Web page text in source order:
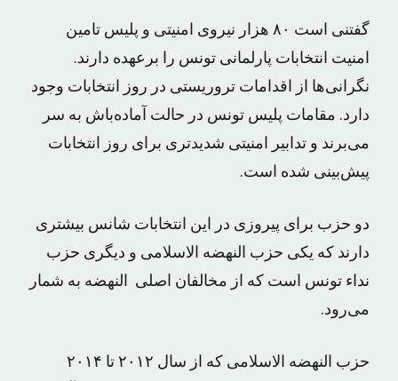
گفتنی است ۸۰ هزار نیروی امنیتی و پلیس تامین
امنیت انتخابات پارلمانی تونس را برعهده دارند.
نگرانی‌ها از اقدامات تروریستی در روز انتخابات وجود
دارد. مقامات پلیس تونس در حالت آماده‌باش به سر
می‌برند و تدابیر امنیتی شدیدتری برای روز انتخابات
پیش‌بینی شده است.
دو حزب برای پیروزی در این انتخابات شانس بیشتری
دارند که یکی حزب النهضه الاسلامی و دیگری حزب
نداء تونس است که از مخالفان اصلی النهضه به شمار
می‌رود.
حزب النهضه الاسلامی که از سال ۲۰۱۲ تا ۲۰۱۴